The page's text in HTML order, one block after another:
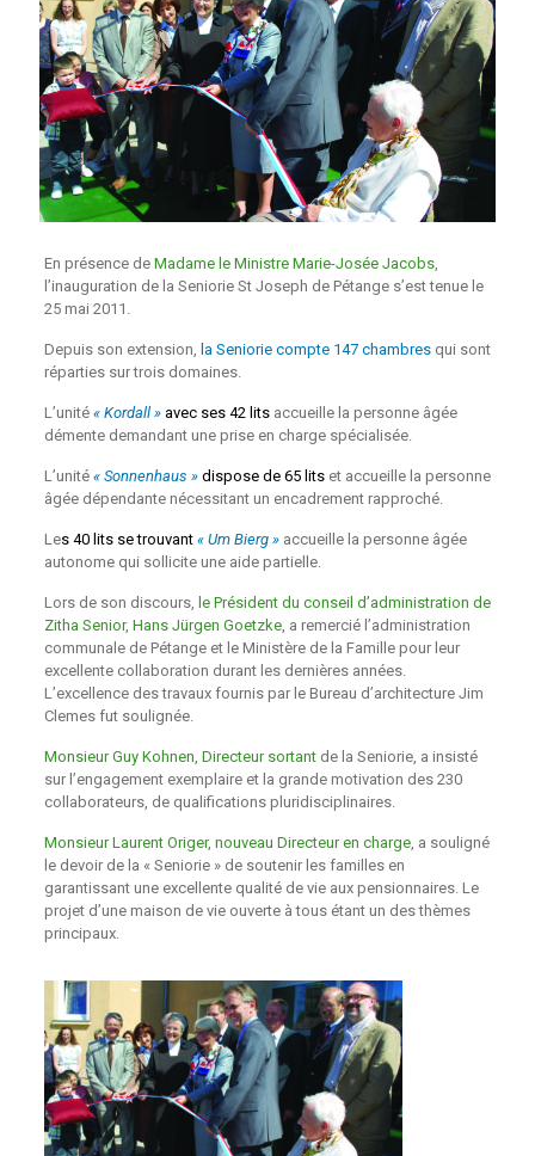
En présence de Madame le Ministre Marie-Josée Jacobs,
l’inauguration de la Seniorie St Joseph de Pétange s’est tenue le
25 mai 2011.
Depuis son extension, la Seniorie compte 147 chambres qui sont
réparties sur trois domaines.
L’unité « Kordall » avec ses 42 lits accueille la personne âgée
démente demandant une prise en charge spécialisée.
L’unité « Sonnenhaus » dispose de 65 litset accueille la personne
âgée dépendante nécessitant un encadrement rapproché.
Les 40 lits se trouvant « Um Bierg »accueille la personne âgée
autonome qui sollicite une aide partielle.
Lors de son discours, le Président du conseil d’administration de
Zitha Senior, Hans Jürgen Goetzke, a remercié l’administration
communale de Pétange et le Ministère de la Famille pour leur
excellente collaboration durant les dernières années.
L’excellence des travaux fournis par le Bureau d’architecture Jim
Clemes fut soulignée.
Monsieur Guy Kohnen, Directeur sortant de la Seniorie, a insisté
sur l’engagement exemplaire et la grande motivation des 230
collaborateurs, de qualifications pluridisciplinaires.
Monsieur Laurent Origer, nouveau Directeur en charge, a souligné
le devoir de la « Seniorie » de soutenir les familles en
garantissant une excellente qualité de vie aux pensionnaires. Le
projet d’une maison de vie ouverte à tous étant un des thèmes
principaux.